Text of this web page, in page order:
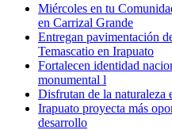
Miércoles en tu
en Carrizal Grande
Entregan pavimentación
Temascatio en Irapuato
Fortalecen identidad
monumental l
Disfrutan de la naturaleza
Irapuato proyecta más
desarrollo